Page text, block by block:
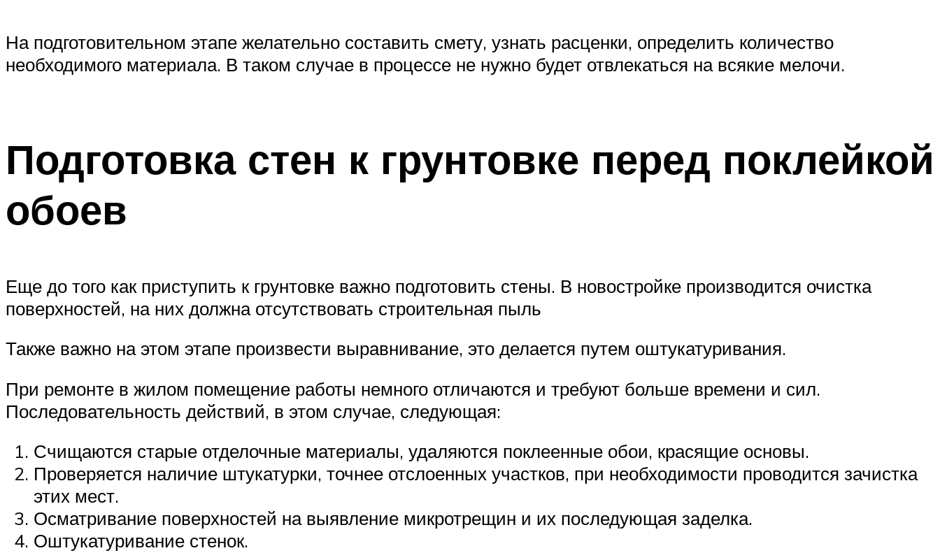
На подготовительном этапе желательно составить смету, узнать расценки, определить количество
необходимого материала. В таком случае в процессе не нужно будет отвлекаться на всякие мелочи.
Подготовка стен к грунтовке перед поклейкой
обоев
Еще до того как приступить к грунтовке важно подготовить стены. В новостройке производится очистка
поверхностей, на них должна отсутствовать строительная пыль
Также важно на этом этапе произвести выравнивание, это делается путем оштукатуривания.
При ремонте в жилом помещение работы немного отличаются и требуют больше времени и сил.
Последовательность действий, в этом случае, следующая:
Счищаются старые отделочные материалы, удаляются поклеенные обои, красящие основы.
Проверяется наличие штукатурки, точнее отслоенных участков, при необходимости проводится зачистка
этих мест.
Осматривание поверхностей на выявление микротрещин и их последующая заделка.
Оштукатуривание стенок.